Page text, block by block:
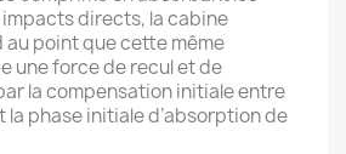
directs, la cabine
au point que cette même
une force de recul et de
la compensation initiale entre
phase initiale d’absorption de